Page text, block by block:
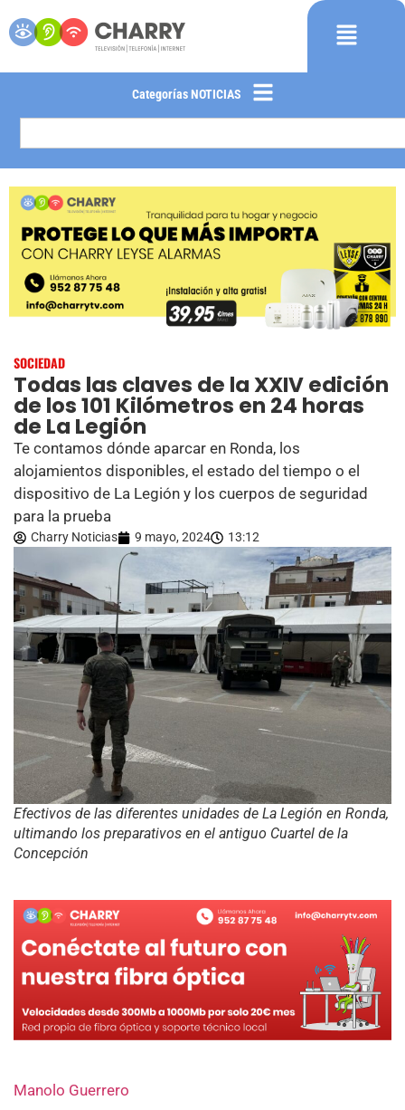
Categorías NOTICIAS
SOCIEDAD
Todas las claves de la XXIV edición
de los 101 Kilómetros en 24 horas
de La Legión
Te contamos dónde aparcar en Ronda, los
alojamientos disponibles, el estado del tiempo o el
dispositivo de La Legión y los cuerpos de seguridad
para la prueba
Charry Noticias 9 mayo, 2024 13:12
Efectivos de las diferentes unidades de La Legión en Ronda,
ultimando los preparativos en el antiguo Cuartel de la
Concepción
Manolo Guerrero